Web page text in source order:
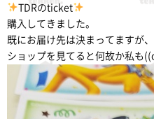
TDRのticket
購入してきました。
既にお届け先は決まってますが、
ショップを見てると何故か私も